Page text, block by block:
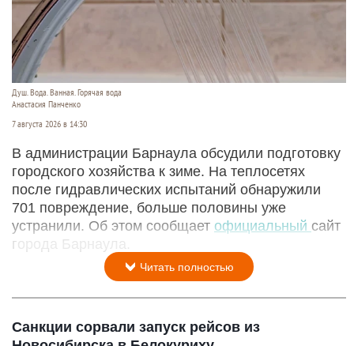
Душ. Вода. Ванная. Горячая вода
Анастасия Панченко
7 августа 2026 в 14:30
В администрации Барнаула обсудили подготовку
городского хозяйства к зиме. На теплосетях
после гидравлических испытаний обнаружили
701 повреждение, больше половины уже
устранили. Об этом сообщает официальный сайт
города Барнаула.
Читать полностью
Санкции сорвали запуск рейсов из